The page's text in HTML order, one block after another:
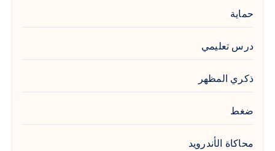
حماية
درس تعليمي
ذكري المظهر
ضغط
محاكاة الأندرويد